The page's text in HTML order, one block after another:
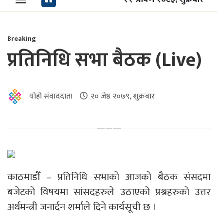
Breaking
प्रतिनिधि सभा बैठक (Live)
योहो संवाददाता २० जेष्ठ २०७९, शुक्रबार
काठमाडौँ – प्रतिनिधि सभाको आजको बैठक संसदमा
बजेटको विषयमा सांसदहरुले उठाएको प्रश्नहरुको उत्तर
अर्थमन्त्री जनार्दन शर्माले दिने कार्यसूची छ ।